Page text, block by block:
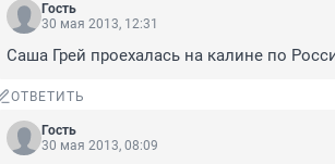
Гость
30 мая 2013, 12:31
Саша Грей проехалась на калине по
ОТВЕТИТЬ
Гость
30 мая 2013, 08:09